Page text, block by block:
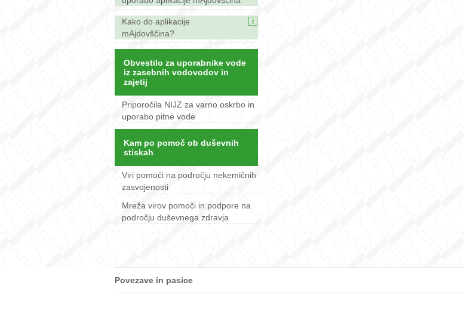
Kako do aplikacije
mAjdovščina?
Obvestilo za uporabnike vode
iz zasebnih vodovodov in
zajetij
Priporočila NIJZ za varno oskrbo in
uporabo pitne vode
Kam po pomoč ob duševnih
stiskah
Viri pomoči na področju nekemičnih
zasvojenosti
Mreža virov pomoči in podpore na
področju duševnega zdravja
Povezave in pasice